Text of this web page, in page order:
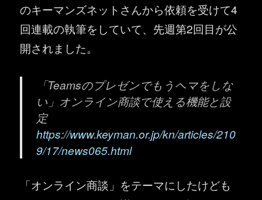
のキーマンズネットさんから依頼を受けて4
回連載の執筆をしていて、先週第2回目が公
開されました。
「Teamsのプレゼンでもうヘマをしな
い」オンライン商談で使える機能と設
定
https://www.keyman.or.jp/kn/articles/210
9/17/news065.html
「オンライン商談」をテーマにしたけども